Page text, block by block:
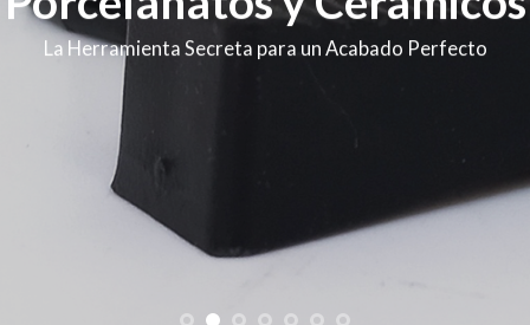
La Herramienta Secreta para un Acabado Perfecto